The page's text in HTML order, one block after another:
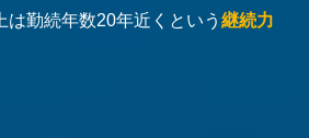
は勤続年数20年近くという 継続力